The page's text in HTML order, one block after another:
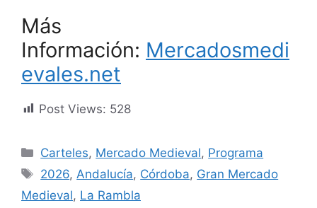
Más
Información: Mercadosmedi
evales.net
Post Views: 528
Categorías
Carteles, Mercado Medieval, Programa
Etiquetas
2026, Andalucía, Córdoba, Gran Mercado
Medieval, La Rambla